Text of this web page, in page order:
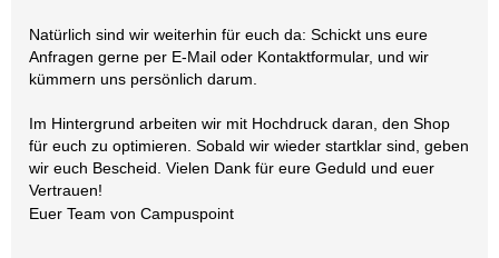
Natürlich sind wir weiterhin für euch da: Schickt uns eure
Anfragen gerne per E-Mail oder Kontaktformular, und wir
kümmern uns persönlich darum.
Im Hintergrund arbeiten wir mit Hochdruck daran, den Shop
für euch zu optimieren. Sobald wir wieder startklar sind, geben
wir euch Bescheid. Vielen Dank für eure Geduld und euer
Vertrauen!
Euer Team von Campuspoint